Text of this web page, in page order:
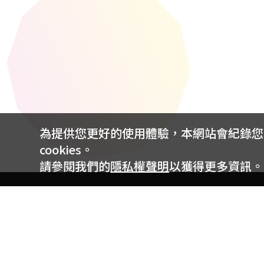
為提供您更好的使用體驗，本網站會紀錄
cookies。
請參閱我們的隱私權聲明以獲得更多資訊。